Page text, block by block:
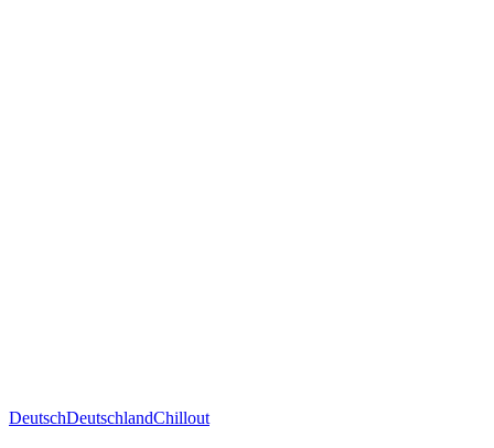
DeutschDeutschlandChillout